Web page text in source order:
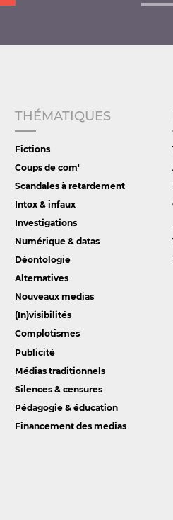
THÉMATIQUES
Fictions
Coups de com'
Scandales à retardement
Intox & infaux
Investigations
Numérique & datas
Déontologie
Alternatives
Nouveaux medias
(In)visibilités
Complotismes
Publicité
Médias traditionnels
Silences & censures
Pédagogie & éducation
Financement des medias